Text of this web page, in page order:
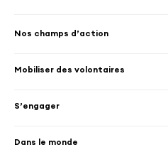
Nos champs d’action
Culture et patrimoine
Mobiliser des volontaires
Accueillir des volontaires
S’engager
Les différents dispositifs de volontariat
Dans le monde